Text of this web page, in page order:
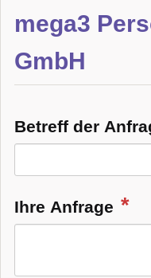
mega3
GmbH
Betreff der
Ihre Anfrage